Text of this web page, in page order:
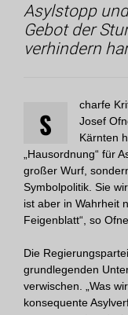
Asylstopp
Gebot der
verhindern
S
charfe
Josef
Kärnten
„Hausordnung“ für
großer Wurf,
Symbolpolitik. Sie
ist aber in Wahrheit
Feigenblatt“, so
Die
grundlegenden
verwischen. „Was
konsequente